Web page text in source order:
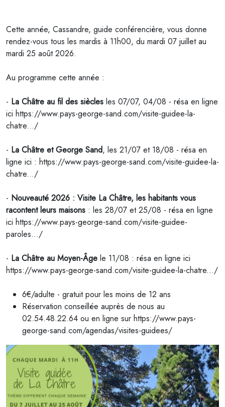
Cette année, Cassandre, guide conférencière, vous donne
rendez-vous tous les mardis à 11h00, du mardi 07 juillet au
mardi 25 août 2026.
Au programme cette année :
- La Châtre au fil des siècles les 07/07, 04/08 - résa en ligne
ici https://www.pays-george-sand.com/visite-guidee-la-
chatre.../
- La Châtre et George Sand, les 21/07 et 18/08 - résa en
ligne ici : https://www.pays-george-sand.com/visite-guidee-la-
chatre.../
- Nouveauté 2026 : Visite La Châtre, les habitants vous
racontent leurs maisons : les 28/07 et 25/08 - résa en ligne
ici https://www.pays-george-sand.com/visite-guidee-
paroles.../
- La Châtre au Moyen-Âge le 11/08 : résa en ligne ici
https://www.pays-george-sand.com/visite-guidee-la-chatre.../
6€/adulte - gratuit pour les moins de 12 ans
Réservation conseillée auprès de nous au
02.54.48.22.64 ou en ligne sur https://www.pays-
george-sand.com/agendas/visites-guidees/